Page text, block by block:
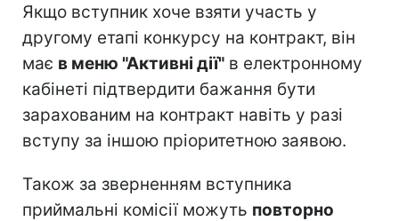
Якщо вступник хоче взяти участь у
другому етапі конкурсу на контракт, він
має в меню "Активні дії" в електронному
кабінеті підтвердити бажання бути
зарахованим на контракт навіть у разі
вступу за іншою пріоритетною заявою.
Також за зверненням вступника
приймальні комісії можуть повторно